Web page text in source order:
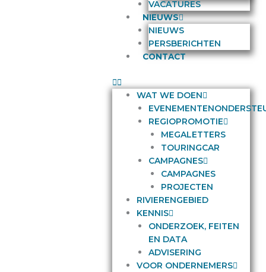
VACATURES
NIEUWS
NIEUWS
PERSBERICHTEN
CONTACT
WAT WE DOEN
REGIOPROMOTIE
MEGALETTERS
TOURINGCAR
CAMPAGNES
CAMPAGNES
PROJECTEN
RIVIERENGEBIED
KENNIS
ONDERZOEK, FEITEN
EN DATA
ADVISERING
VOOR ONDERNEMERS